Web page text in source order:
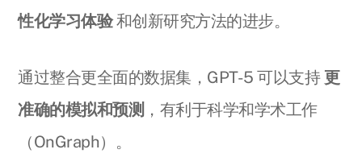
性化学习体验和创新研究方法的进步。
通过整合更全面的数据集，GPT-5 可以支持 更
准确的模拟和预测 ，有利于科学和学术工作
（OnGraph）。